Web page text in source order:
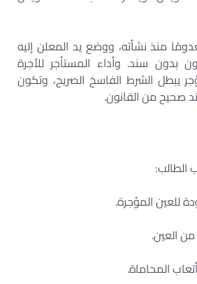
منذ نشأته، ووضع يد المعلن إليه
بدون سند. وأداء المستأجر للأجرة
يبطل الشرط الفاسخ الصريح، وتكون
صحيح من القانون.
الطالب:
للعين المؤجرة.
من العين.
المحاماة.